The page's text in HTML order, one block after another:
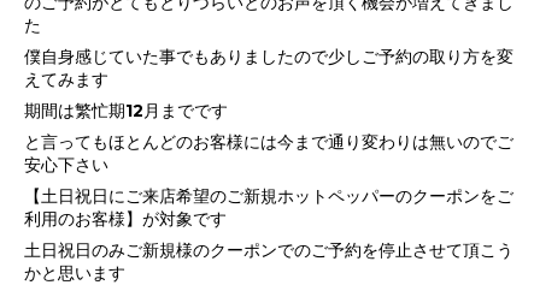
た
僕自身感じていた事でもありましたので少しご予約の取り方を変
えてみます
期間は繁忙期12月までです
と言ってもほとんどのお客様には今まで通り変わりは無いのでご
安心下さい
【土日祝日にご来店希望のご新規ホットペッパーのクーポンをご
利用のお客様】が対象です
土日祝日のみご新規様のクーポンでのご予約を停止させて頂こう
かと思います